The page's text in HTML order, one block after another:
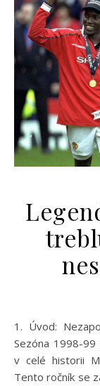
1. Úvod: Nezapomenutelná sezóna Manchesteru United
Sezóna 1998-99
v celé historii
Tento ročník se